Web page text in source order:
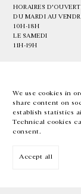
We use cookies in
share content on
establish statistics
Technical cookies
consent.
Accept all
HORAIRES
DU MARDI AU
10H-18H
LE SAMEDI
11H-19H
EN FR 中文
Inscrivez-vous à notre